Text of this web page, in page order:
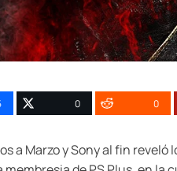
0 0
a Marzo y Sony al fin